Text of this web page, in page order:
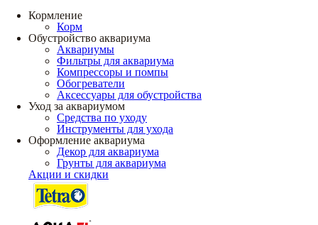
Кормление
Корм
Обустройство аквариума
Аквариумы
Фильтры для аквариума
Компрессоры и помпы
Обогреватели
Аксессуары для обустройства
Уход за аквариумом
Средства по уходу
Инструменты для ухода
Оформление аквариума
Декор для аквариума
Грунты для аквариума
Акции и скидки